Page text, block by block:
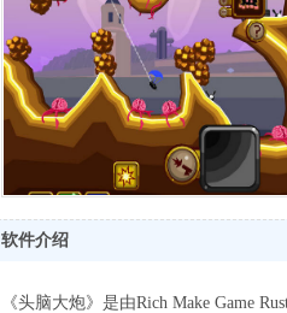
软件介绍
《头脑大炮》是由Rich Make Game